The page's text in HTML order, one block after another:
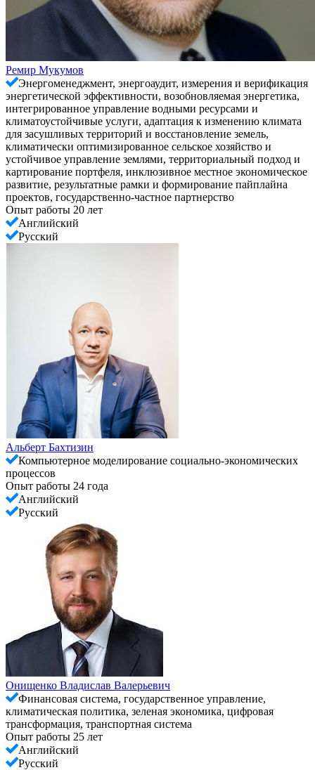
Ремир Мукумов
Энергоменеджмент, энергоаудит, измерения и верификация
энергетической эффективности, возобновляемая энергетика,
интегрированное управление водными ресурсами и
климатоустойчивые услуги, адаптация к изменению климата
для засушливых территорий и восстановление земель,
климатически оптимизированное сельское хозяйство и
устойчивое управление землями, территориальный подход и
картирование портфеля, инклюзивное местное экономическое
развитие, результатные рамки и формирование пайплайна
проектов, государственно-частное партнерство
Опыт работы 20 лет
Английский
Русский
Альберт Бахтизин
Компьютерное моделирование социально-экономических
процессов
Опыт работы 24 года
Английский
Русский
Онищенко Владислав Валерьевич
Финансовая система, государственное управление,
климатическая политика, зеленая экономика, цифровая
трансформация, транспортная система
Опыт работы 25 лет
Английский
Русский